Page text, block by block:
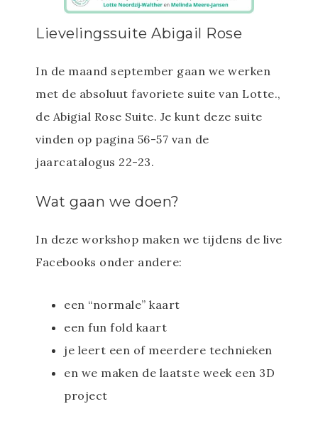
Lievelingssuite Abigail Rose
In de maand september gaan we werken
met de absoluut favoriete suite van Lotte.,
de Abigial Rose Suite. Je kunt deze suite
vinden op pagina 56-57 van de
jaarcatalogus 22-23.
Wat gaan we doen?
In deze workshop maken we tijdens de live
Facebooks onder andere:
een “normale” kaart
een fun fold kaart
je leert een of meerdere technieken
en we maken de laatste week een 3D
project